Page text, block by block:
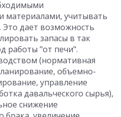
учитывать
Это дает возможность
запасы в так
работы "от печи".
(нормативная
объемно-
управление
давальческого сырья),
снижение